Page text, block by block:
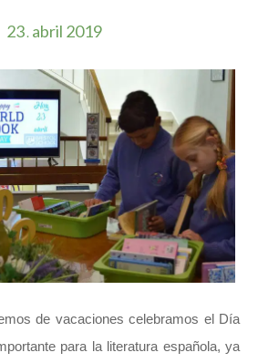
23. abril 2019
de vacaciones celebramos el Día
para la literatura española, ya